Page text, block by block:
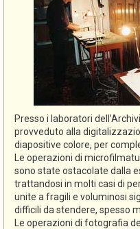
Presso i laboratori
provveduto alla
diapositive colore, per
Le operazioni di
sono state ostacolate dalla
trattandosi in molti casi di
unite a fragili e voluminosi
difficili da stendere, spesso
Le operazioni di fotografia